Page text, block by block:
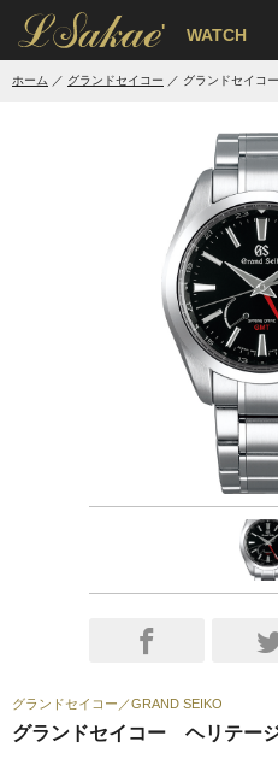
' WATCH
ホーム グランドセイコー グランドセイコ
グランドセイコー GRAND SEIKO
グランドセイコー ヘリテー